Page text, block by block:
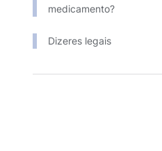
medicamento?
Dizeres legais